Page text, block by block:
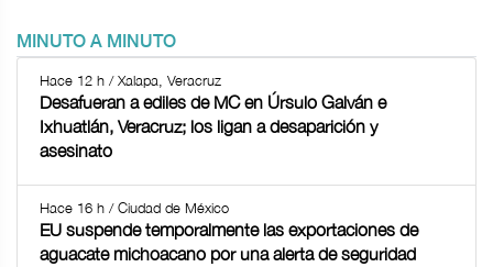
MINUTO A MINUTO
Hace 12 h / Xalapa, Veracruz
Desafueran a ediles de MC en Úrsulo Galván e
Ixhuatlán, Veracruz; los ligan a desaparición y
asesinato
Hace 16 h / Ciudad de México
EU suspende temporalmente las exportaciones de
aguacate michoacano por una alerta de seguridad